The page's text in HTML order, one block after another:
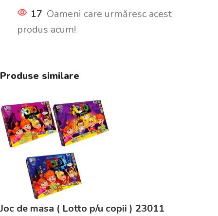
17 Oameni care urmăresc acest
produs acum!
Produse similare
Joc de masa ( Lotto p/u copii ) 23011